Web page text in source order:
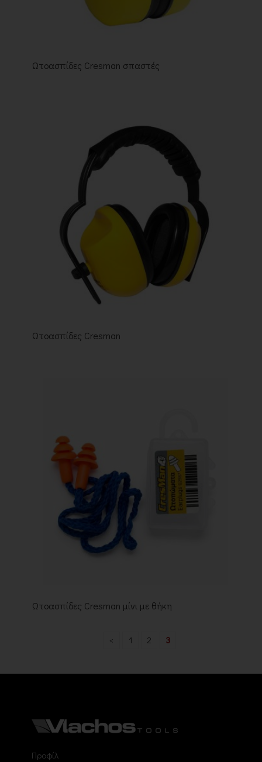
Ωτοασπίδες Cresman σπαστές
Ωτοασπίδες Cresman
Ωτοασπίδες Cresman μίνι με θήκη
< 1 2 3
Προφίλ